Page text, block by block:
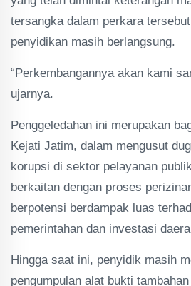
tersangka dalam perkara
penyidikan masih berlangsung.
“Perkembangannya akan kami
ujarnya.
Penggeledahan ini merupakan
Kejati Jatim, dalam mengusut
korupsi di sektor pelayanan
berkaitan dengan proses
berpotensi berdampak luas
pemerintahan dan investasi
Hingga saat ini, penyidik masih
pengumpulan alat bukti